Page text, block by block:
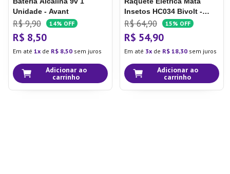
Unidade - Avant
R$ 9,90 14% OFF
R$ 8,50
Em até 1 de R$ 8,50 sem juros
Adicionar ao
carrinho
Insetos HC034 Bivolt -
Multi Raquete Elétrica
Mata Insetos Hc034 Bivolt
- Multi
R$ 64,90 15% OFF
R$ 54,90
Em até 3 de R$ 18,30 sem juros
Adicionar ao
carrinho